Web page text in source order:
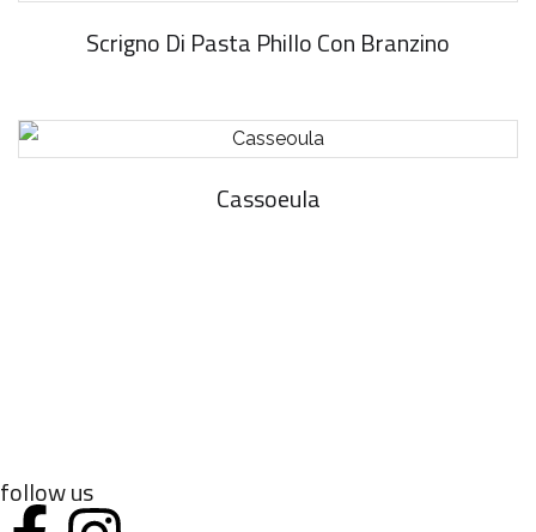
Scrigno Di Pasta Phillo Con Branzino
Cassoeula
follow us